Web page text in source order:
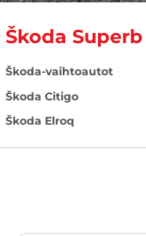
Škoda Superb
Škoda-vaihtoautot
Škoda Citigo
Škoda Elroq